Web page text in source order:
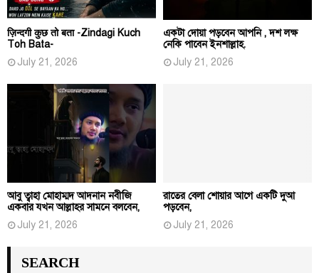
ज़िन्दगी कुछ तो बता -Zindagi Kuch
Toh Bata-
July 21, 2026
একটা দোয়া পড়বেন আপনি , দশ লক্ষ
নেকি পাবেন ইনশাল্লাহ.
July 21, 2026
আবু ত্বাহা মোহাম্মদ আদনান নবীজি
একবার যখন আল্লাহর সামনে বলবেন,
July 21, 2026
রাতের বেলা শোয়ার আগে একটি দুআ
পড়বেন,
July 21, 2026
SEARCH